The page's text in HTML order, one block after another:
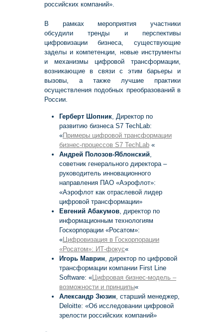
российских компаний».
В рамках мероприятия участники
обсудили тренды и перспективы
цифровизации бизнеса, существующие
заделы и компетенции, новые инструменты
и механизмы цифровой трансформации,
возникающие в связи с этим барьеры и
вызовы, а также лучшие практики
осуществления подобных преобразований в
России.
Герберт Шопник, Директор по
развитию бизнеса S7 TechLab:
«Примеры цифровой трансформации
бизнес-процессов S7 TechLab «
Андрей Полозов-Яблонский,
советник генерального директора –
руководитель инновационного
направления ПАО «Аэрофлот»:
«Аэрофлот как отраслевой лидер
цифровой трансформации»
Евгений Абакумов, директор по
информационным технологиям
Госкорпорации «Росатом»:
«Цифровизация в Госкорпорации
«Росатом»: ИТ-фокус«
Игорь Маврин, директор по цифровой
трансформации компании First Line
Software: «Цифровая бизнес-модель –
возможности и принципы«
Александр Зюзин, старший менеджер,
Deloitte: «Об исследовании цифровой
зрелости российских компаний»